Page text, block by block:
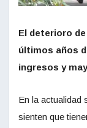
El deterioro
últimos años
ingresos y
En la actualidad
sienten que